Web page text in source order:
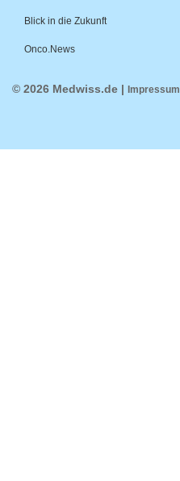
Blick in die Zukunft
Onco.News
© 2026 Medwiss.de | Impressum